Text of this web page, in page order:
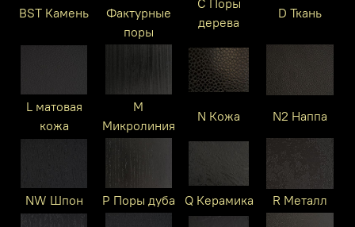
BST Камень
Фактурные
поры
дерева
D Ткань
L матовая
кожа
M
Микролиния
N Кожа N2 Наппа
NW Шпон P Поры дуба Q Керамика R Металл